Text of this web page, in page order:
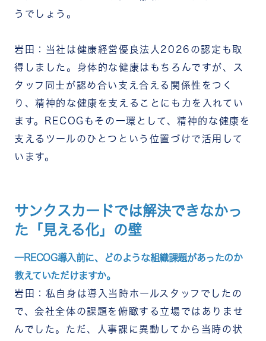
うでしょう。
岩田：当社は健康経営優良法人2026の認定も取
得しました。身体的な健康はもちろんですが、ス
タッフ同士が認め合い支え合える関係性をつく
り、精神的な健康を支えることにも力を入れてい
ます。RECOGもその一環として、精神的な健康を
支えるツールのひとつという位置づけで活用して
います。
サンクスカードでは解決できなかっ
た「見える化」の壁
―RECOG導入前に、どのような組織課題があったのか
教えていただけますか。
岩田：私自身は導入当時ホールスタッフでしたの
で、会社全体の課題を俯瞰する立場ではありませ
んでした。ただ、人事課に異動してから当時の状